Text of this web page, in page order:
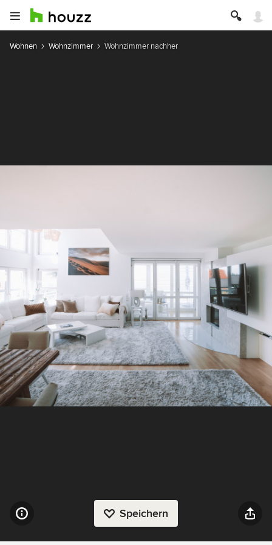
Wohnen Wohnzimmer Wohnzimmer nachher
Speichern